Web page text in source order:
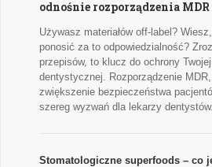
odnośnie rozporządzenia MDR
Używasz materiałów off-label?
ponosić za to odpowiedzialność?
przepisów, to klucz do ochrony
dentystycznej. Rozporządzenie
zwiększenie bezpieczeństwa
szereg wyzwań dla lekarzy dentystów.
Stomatologiczne superfoods – co